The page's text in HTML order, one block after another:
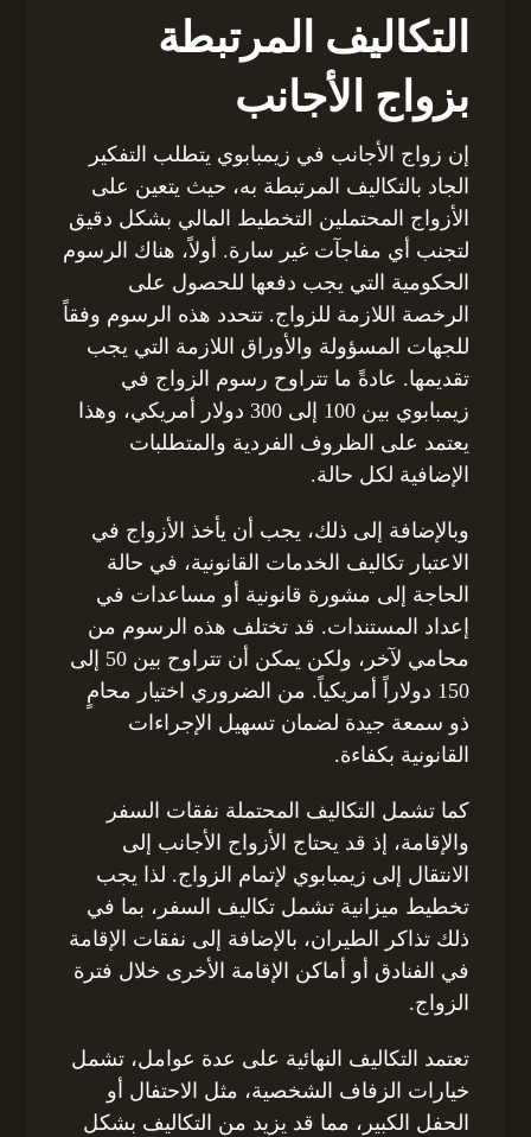
التكاليف المرتبطة
بزواج الأجانب
إن زواج الأجانب في زيمبابوي يتطلب التفكير
الجاد بالتكاليف المرتبطة به، حيث يتعين على
الأزواج المحتملين التخطيط المالي بشكل دقيق
لتجنب أي مفاجآت غير سارة. أولاً، هناك الرسوم
الحكومية التي يجب دفعها للحصول على
الرخصة اللازمة للزواج. تتحدد هذه الرسوم وفقاً
للجهات المسؤولة والأوراق اللازمة التي يجب
تقديمها. عادةً ما تتراوح رسوم الزواج في
زيمبابوي بين 100 إلى 300 دولار أمريكي، وهذا
يعتمد على الظروف الفردية والمتطلبات
الإضافية لكل حالة.
وبالإضافة إلى ذلك، يجب أن يأخذ الأزواج في
الاعتبار تكاليف الخدمات القانونية، في حالة
الحاجة إلى مشورة قانونية أو مساعدات في
إعداد المستندات. قد تختلف هذه الرسوم من
محامي لآخر، ولكن يمكن أن تتراوح بين 50 إلى
150 دولاراً أمريكياً. من الضروري اختيار محامٍ
ذو سمعة جيدة لضمان تسهيل الإجراءات
القانونية بكفاءة.
كما تشمل التكاليف المحتملة نفقات السفر
والإقامة، إذ قد يحتاج الأزواج الأجانب إلى
الانتقال إلى زيمبابوي لإتمام الزواج. لذا يجب
تخطيط ميزانية تشمل تكاليف السفر، بما في
ذلك تذاكر الطيران، بالإضافة إلى نفقات الإقامة
في الفنادق أو أماكن الإقامة الأخرى خلال فترة
الزواج.
تعتمد التكاليف النهائية على عدة عوامل، تشمل
خيارات الزفاف الشخصية، مثل الاحتفال أو
الحفل الكبير، مما قد يزيد من التكاليف بشكل